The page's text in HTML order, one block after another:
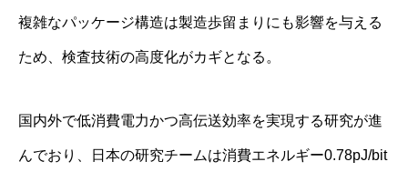
複雑なパッケージ構造は製造歩留まりにも影響を与える
ため、検査技術の高度化がカギとなる。
国内外で低消費電力かつ高伝送効率を実現する研究が進
んでおり、日本の研究チームは消費エネルギー0.78pJ/bit